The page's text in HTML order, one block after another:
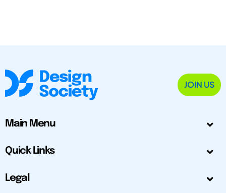
JOIN US
Main Menu
Quick Links
Legal